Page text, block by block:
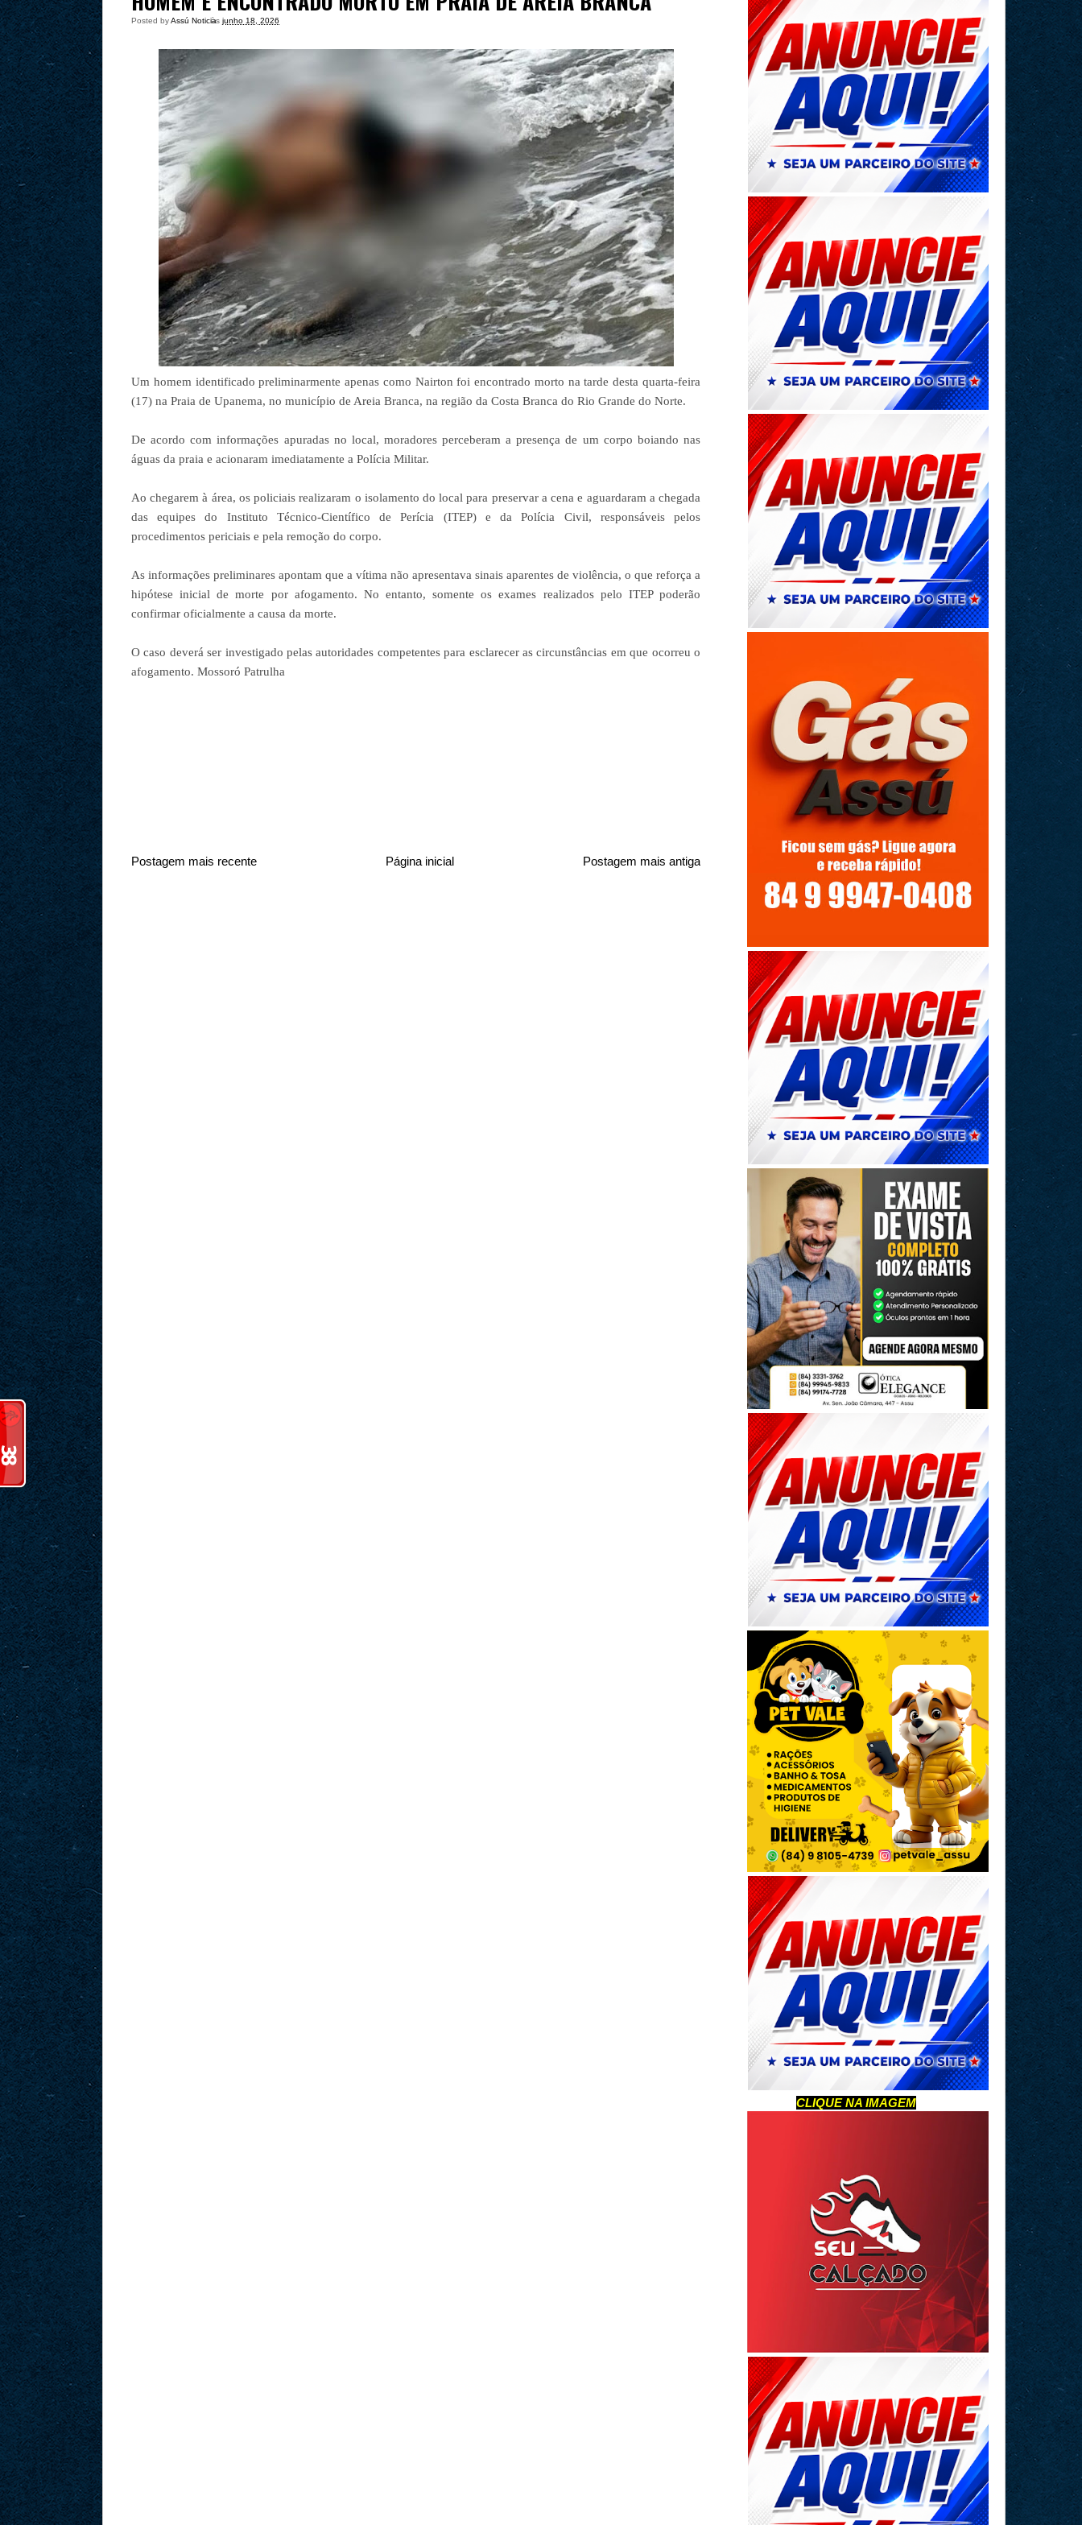
Posted byAssú Noticia
às junho 18, 2026
Um homem identificado preliminarmente apenas como Nairton foi encontrado morto na tarde desta quarta-feira
(17) na Praia de Upanema, no município de Areia Branca, na região da Costa Branca do Rio Grande do Norte.
De acordo com informações apuradas no local, moradores perceberam a presença de um corpo boiando nas
águas da praia e acionaram imediatamente a Polícia Militar.
Ao chegarem à área, os policiais realizaram o isolamento do local para preservar a cena e aguardaram a chegada
das equipes do Instituto Técnico-Científico de Perícia (ITEP) e da Polícia Civil, responsáveis pelos
procedimentos periciais e pela remoção do corpo.
As informações preliminares apontam que a vítima não apresentava sinais aparentes de violência, o que reforça a
hipótese inicial de morte por afogamento. No entanto, somente os exames realizados pelo ITEP poderão
confirmar oficialmente a causa da morte.
O caso deverá ser investigado pelas autoridades competentes para esclarecer as circunstâncias em que ocorreu o
afogamento. Mossoró Patrulha
Postagem mais recente Postagem mais antiga
Página inicial
CLIQUE NA IMAGEM